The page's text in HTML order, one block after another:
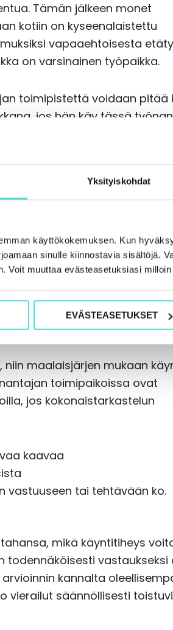
Yksityiskohdat
käyttökokemuksen. Kun
sinulle kiinnostavia sisältöjä.
Voit muuttaa evästeasetuksiasi
EVÄSTEASETUKSET
Tämän jälkeen monet
kotiin on kyseenalaistettu
vapaaehtoisesta
on varsinainen työpaikka.
toimipistettä voidaan pitää
jos hän käy tässä
kuukaudessa. Tämän
ja tilapäistä – ja useampi ei
ohje perustuu. Se saattaisi
antamaan ratkaisuun, jota
hakattuna sääntönä.
ohjeeseen ei löydy tukea
Arvioni mukaan ohjeessa ei
luetaan lakina. Oikeasti
kokonaisharkintaan liittyviä
maalaisjärjen mukaan
toimipaikoissa ovat
jos kokonaistarkastelun
kaavaa
vastuuseen tai tehtävään ko.
mikä käyntitiheys
todennäköisesti vastaukseksi
kannalta
vierailut säännöllisesti